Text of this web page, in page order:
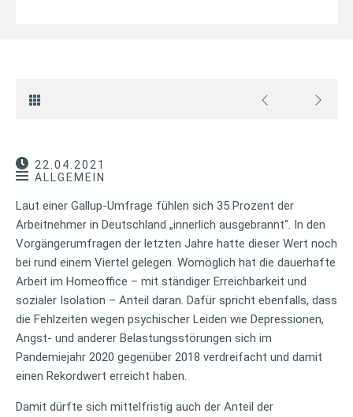
22.04.2021
ALLGEMEIN
Laut einer Gallup-Umfrage fühlen sich 35 Prozent der
Arbeitnehmer in Deutschland „innerlich ausgebrannt“. In den
Vorgängerumfragen der letzten Jahre hatte dieser Wert noch
bei rund einem Viertel gelegen. Womöglich hat die dauerhafte
Arbeit im Homeoffice – mit ständiger Erreichbarkeit und
sozialer Isolation – Anteil daran. Dafür spricht ebenfalls, dass
die Fehlzeiten wegen psychischer Leiden wie Depressionen,
Angst- und anderer Belastungsstörungen sich im
Pandemiejahr 2020 gegenüber 2018 verdreifacht und damit
einen Rekordwert erreicht haben.
Damit dürfte sich mittelfristig auch der Anteil der